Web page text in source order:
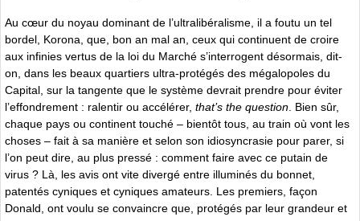
Au cœur du noyau dominant de l’ultralibéralisme, il a foutu un tel
bordel, Korona, que, bon an mal an, ceux qui continuent de croire
aux infinies vertus de la loi du Marché s’interrogent désormais, dit-
on, dans les beaux quartiers ultra-protégés des mégalopoles du
Capital, sur la tangente que le système devrait prendre pour éviter
l’effondrement : ralentir ou accélérer, that’s the question . Bien sûr,
chaque pays ou continent touché – bientôt tous, au train où vont les
choses – fait à sa manière et selon son idiosyncrasie pour parer, si
l’on peut dire, au plus pressé : comment faire avec ce putain de
virus ? Là, les avis ont vite divergé entre illuminés du bonnet,
patentés cyniques et cyniques amateurs. Les premiers, façon
Donald, ont voulu se convaincre que, protégés par leur grandeur et